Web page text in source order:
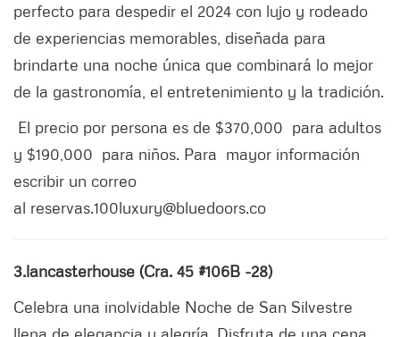
perfecto para despedir el 2024 con lujo y rodeado
de experiencias memorables, diseñada para
brindarte una noche única que combinará lo mejor
de la gastronomía, el entretenimiento y la tradición.
El precio por persona es de $370,000 para adultos
y $190,000 para niños. Para mayor información
escribir un correo
al reservas.100luxury@bluedoors.co
3.lancasterhouse (Cra. 45 #106B -28)
Celebra una inolvidable Noche de San Silvestre